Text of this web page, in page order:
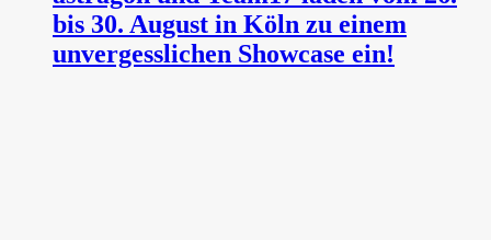
bis 30. August in Köln zu einem
unvergesslichen Showcase ein!